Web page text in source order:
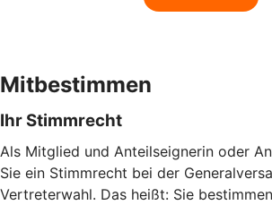
Mitbestimmen
Ihr Stimmrecht
Als Mitglied und Anteilseignerin oder
Sie ein Stimmrecht bei der
Vertreterwahl. Das heißt: Sie